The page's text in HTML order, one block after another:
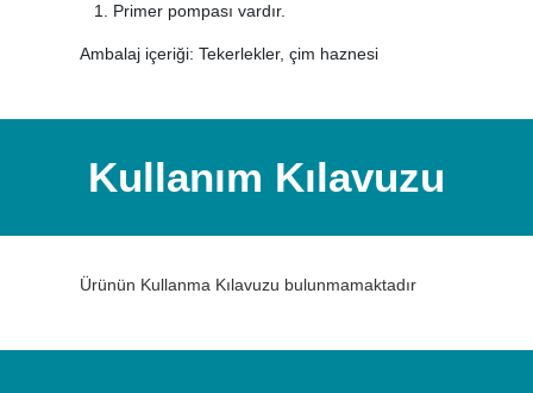
Primer pompası vardır.
Ambalaj içeriği: Tekerlekler, çim haznesi
Kullanım Kılavuzu
Ürünün Kullanma Kılavuzu bulunmamaktadır